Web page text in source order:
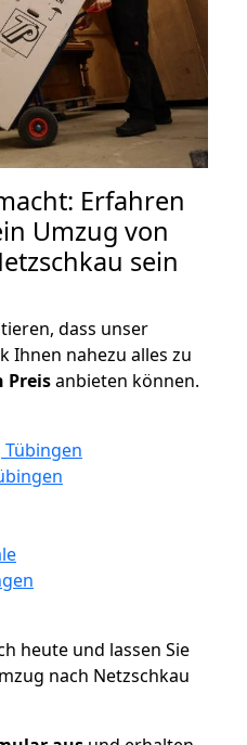
Erfahren
Umzug von
sein
dass unser
Ihnen nahezu alles zu
Preisanbieten können.
heute und lassen Sie
nach Netzschkau